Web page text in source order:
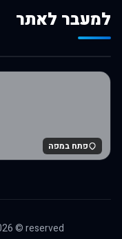
למעבר לאתר
לרכישה באלי אקספרס
פתח במפה
© reserved